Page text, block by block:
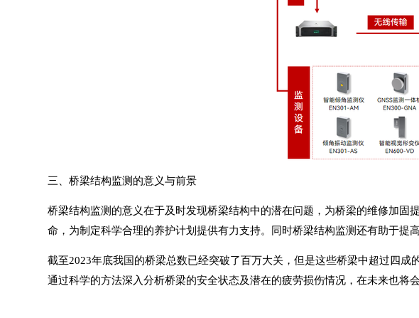
三、桥梁结构监测的意义与前景
桥梁结构监测 的意义在于及时发现桥梁结构中的潜在问题，为桥梁的维修加固
命，为制定科学合理的养护计划提供有力支持。同时桥梁结构监测还有助于提
截至2023年底我国的桥梁总数已经突破了百万大关，但是这些桥梁中超过四
通过科学的方法深入分析桥梁的安全状态及潜在的疲劳损伤情况，在未来也将